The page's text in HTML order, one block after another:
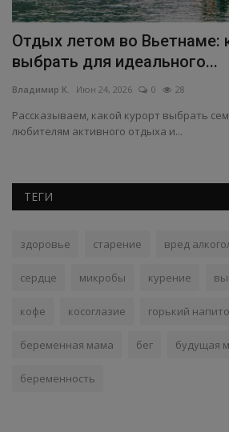
Отдых летом во Вьетнаме:
выбрать для идеального...
Владимир К. Июн 24, 2026 0 28
Рассказываем, какой курорт выбрать
любителям активного отдыха и...
ТЕГИ
здоровье старение вред
сердце микробы курение
кофе косоглазие горький
беременная мама бег будущая
беременность